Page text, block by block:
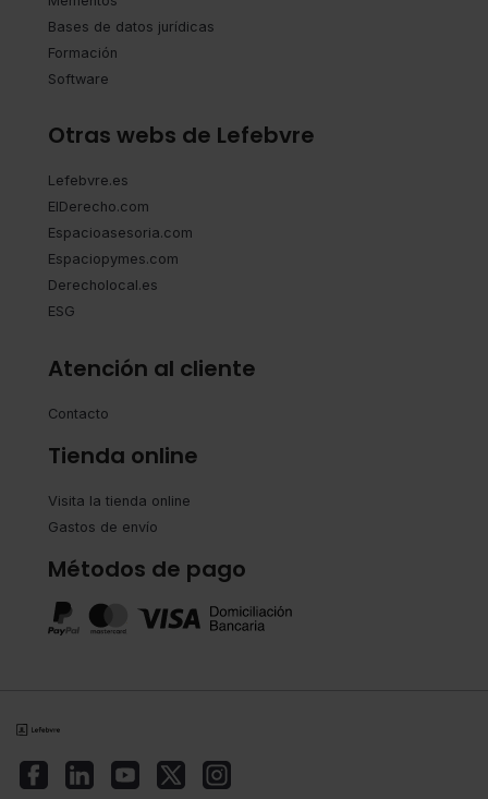
Bases de datos jurídicas
Formación
Software
Otras webs de Lefebvre
Lefebvre.es
ElDerecho.com
Espacioasesoria.com
Espaciopymes.com
Derecholocal.es
ESG
Atención al cliente
Contacto
Tienda online
Visita la tienda online
Gastos de envío
Métodos de pago